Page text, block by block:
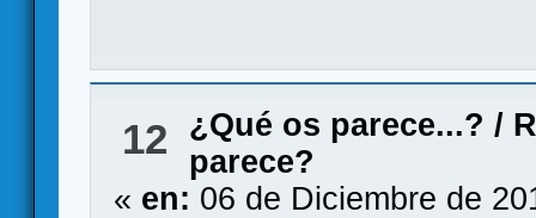
12 ¿Qué os parece...? /
parece?
« en: 06 de Diciembre de